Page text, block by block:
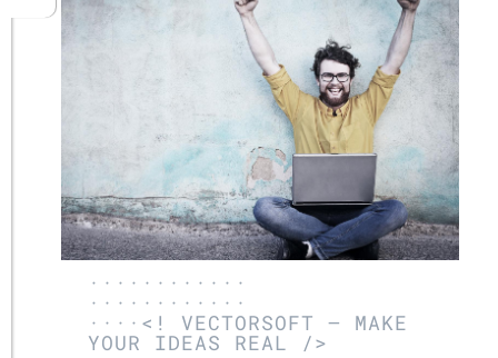
YEET
············
············
····<! VECTORSOFT – MAKE
YOUR IDEAS REAL />